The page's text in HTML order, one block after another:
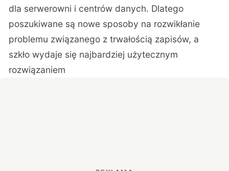
dla serwerowni i centrów danych. Dlatego
poszukiwane są nowe sposoby na rozwikłanie
problemu związanego z trwałością zapisów, a
szkło wydaje się najbardziej użytecznym
rozwiązaniem